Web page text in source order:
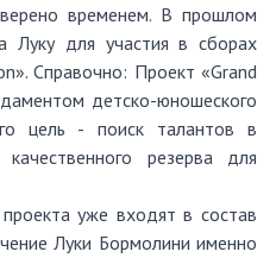
временем. В прошлом
Луку для участия в сборах
Справочно: Проект «Grand
детско-юношеского
цель - поиск талантов в
резерва для
уже входят в состав
Луки Бормолини именно